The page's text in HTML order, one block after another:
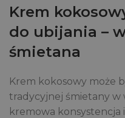
Krem
do ubijania –
śmietana
Krem kokosowy może
tradycyjnej śmietany w
kremowa konsystencja